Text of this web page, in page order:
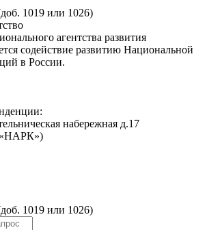
1019 или 1026)
агентства развития
содействие развитию Национальной
в России.
набережная д.17
1019 или 1026)